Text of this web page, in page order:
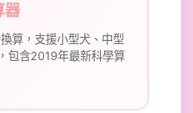
器
算，支援小型犬、中型
包含2019年最新科學算